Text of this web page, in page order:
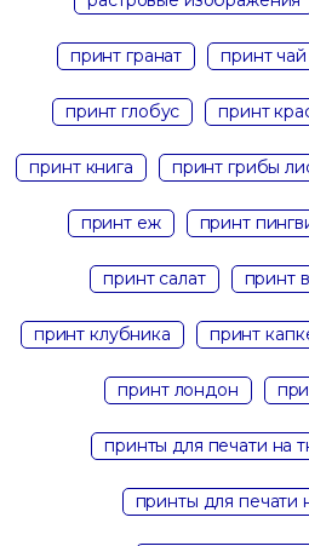
принт гранат принт чай
принт глобус принт
принт книга принт грибы
принт еж принт
принт салат принт
принт клубника принт
принт лондон
принты для печати на
принты для печати